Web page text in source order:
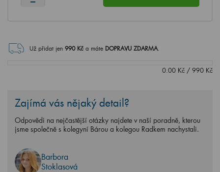
Už přidat jen 990Kč a máte DOPRAVU ZDARMA.
0.00 Kč / 990 Kč
Zajímá vás nějaký detail?
Odpovědi na nejčastější otázky najdete v naší poradně, kterou
jsme společně s kolegyní Bárou a kolegou Radkem nachystali.
Barbora
Stoklasová